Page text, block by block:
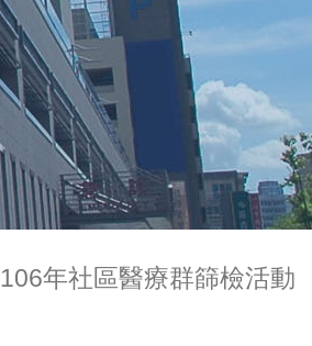
106年社區醫療群篩檢活動